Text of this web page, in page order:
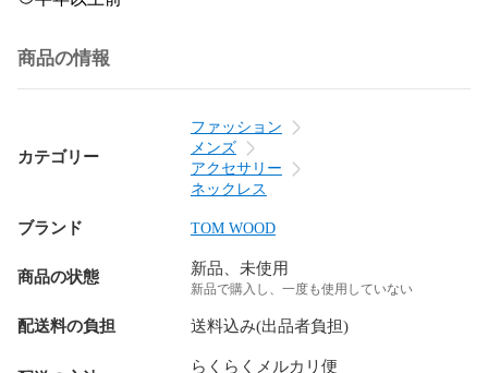
商品の情報
カテゴリー
ファッション
メンズ
アクセサリー
ネックレス
ブランド TOM WOOD
商品の状態 新品、未使用
新品で購入し、一度も使用していない
配送料の負担 送料込み(出品者負担)
らくらくメルカリ便